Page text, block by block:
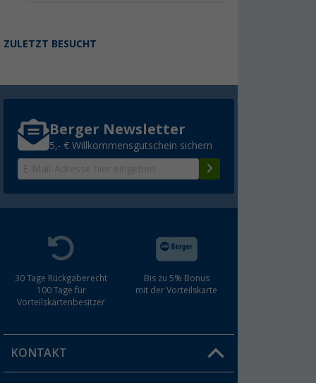
ZULETZT BESUCHT
Berger Newsletter
5,- € Willkommensgutschein sichern
30 Tage Rückgaberecht
100 Tage für
Vorteilskartenbesitzer
Bis zu 5% Bonus
mit der Vorteilskarte
KONTAKT